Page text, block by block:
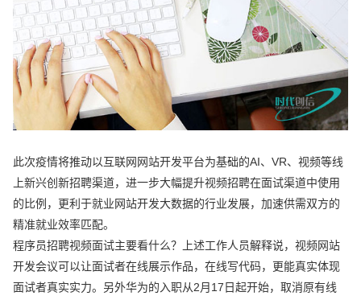
此次疫情将推动以互联网网站开发平台为基础的AI、VR、视频等线
上新兴创新招聘渠道，进一步大幅提升视频招聘在面试渠道中使用
的比例，更利于就业网站开发大数据的行业发展，加速供需双方的
精准就业效率匹配。
程序员招聘视频面试主要看什么？上述工作人员解释说，视频网站
开发会议可以让面试者在线展示作品，在线写代码，更能真实体现
面试者真实实力。另外华为的入职从2月17日起开始，取消原有线